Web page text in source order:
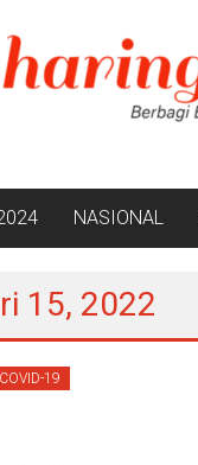
NASIONAL
15, 2022
COVID-19